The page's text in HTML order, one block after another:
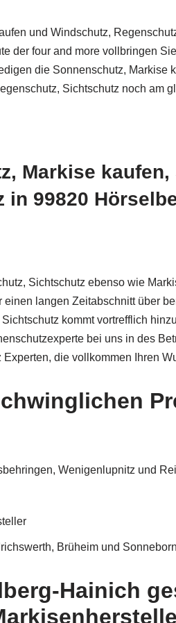
und Windschutz,
der four and more vollbringen
die Sonnenschutz, Markise
Sichtschutz noch am
Markise kaufen,
99820
Sichtschutz ebenso wie
langen Zeitabschnitt über
kommt vortrefflich
bei uns in des
die vollkommen Ihren
Wenigenlupnitz und
Brüheim und
Hainich